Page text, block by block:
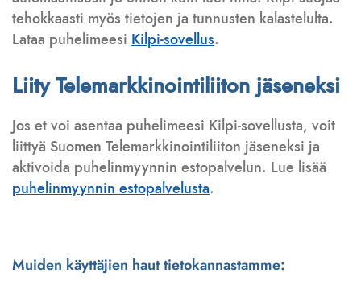
tehokkaasti myös tietojen ja tunnusten kalastelulta.
Lataa puhelimeesi Kilpi-sovellus.
Liity Telemarkkinointiliiton jäseneksi
Jos et voi asentaa puhelimeesi Kilpi-sovellusta, voit
liittyä Suomen Telemarkkinointiliiton jäseneksi ja
aktivoida puhelinmyynnin estopalvelun. Lue lisää
puhelinmyynnin estopalvelusta.
Muiden käyttäjien haut tietokannastamme: